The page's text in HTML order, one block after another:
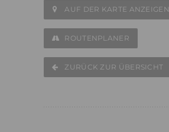
AUF DER KARTE ANZEIGEN
ROUTENPLANER
ZURÜCK ZUR ÜBERSICHT